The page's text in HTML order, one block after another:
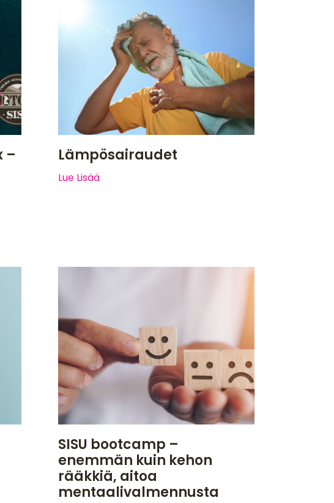
–
Lämpösairaudet
Lue Lisää
SISU bootcamp –
enemmän kuin kehon
rääkkiä, aitoa
mentaalivalmennusta